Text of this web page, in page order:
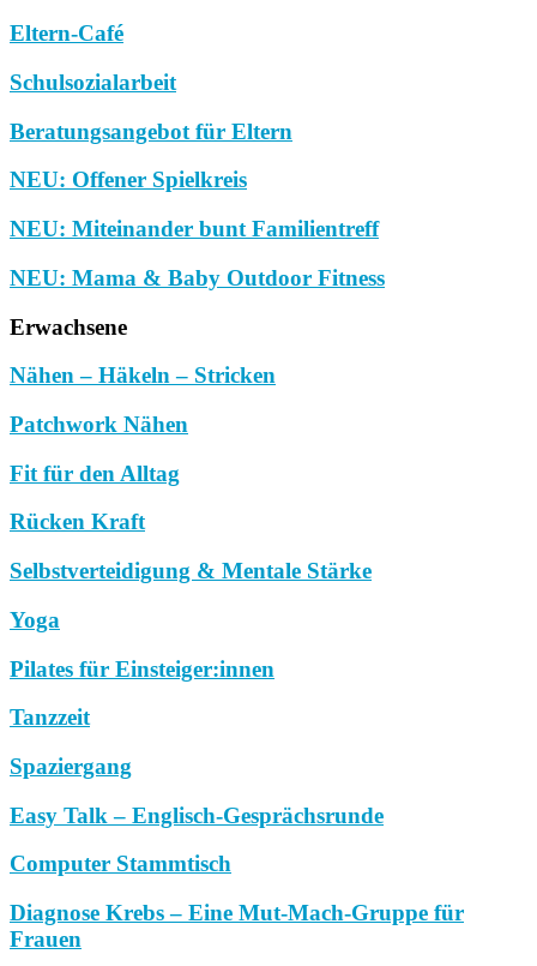
Eltern-Café
Schulsozialarbeit
Beratungsangebot für Eltern
NEU: Offener Spielkreis
NEU: Miteinander bunt Familientreff
NEU: Mama & Baby Outdoor Fitness
Erwachsene
Nähen – Häkeln – Stricken
Patchwork Nähen
Fit für den Alltag
Rücken Kraft
Selbstverteidigung & Mentale Stärke
Yoga
Pilates für Einsteiger:innen
Tanzzeit
Spaziergang
Easy Talk – Englisch-Gesprächsrunde
Computer Stammtisch
Diagnose Krebs – Eine Mut-Mach-Gruppe für
Frauen